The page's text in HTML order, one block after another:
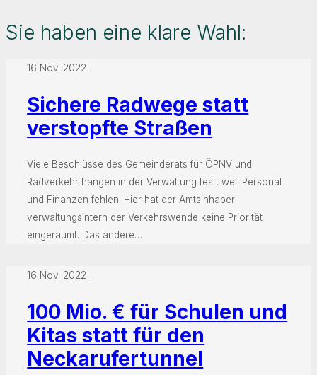
Sie haben eine klare Wahl:
16 Nov. 2022
Sichere Radwege statt
verstopfte Straßen
Viele Beschlüsse des Gemeinderats für ÖPNV und
Radverkehr hängen in der Verwaltung fest, weil Personal
und Finanzen fehlen. Hier hat der Amtsinhaber
verwaltungsintern der Verkehrswende keine Priorität
eingeräumt. Das ändere…
16 Nov. 2022
100 Mio. € für Schulen und
Kitas statt für den
Neckarufertunnel